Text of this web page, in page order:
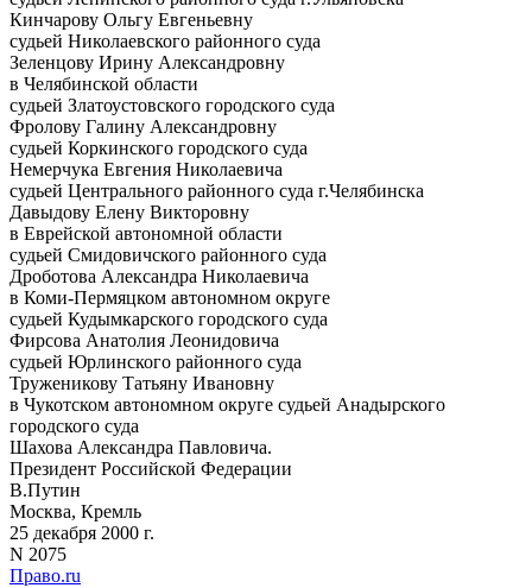
Кинчарову Ольгу Евгеньевну
судьей Николаевского районного суда
Зеленцову Ирину Александровну
в Челябинской области
судьей Златоустовского городского суда
Фролову Галину Александровну
судьей Коркинского городского суда
Немерчука Евгения Николаевича
судьей Центрального районного суда г.Челябинска
Давыдову Елену Викторовну
в Еврейской автономной области
судьей Смидовичского районного суда
Дроботова Александра Николаевича
в Коми-Пермяцком автономном округе
судьей Кудымкарского городского суда
Фирсова Анатолия Леонидовича
судьей Юрлинского районного суда
Труженикову Татьяну Ивановну
в Чукотском автономном округе судьей Анадырского
городского суда
Шахова Александра Павловича.
Президент Российской Федерации
В.Путин
Москва, Кремль
25 декабря 2000 г.
N 2075
Право.ru